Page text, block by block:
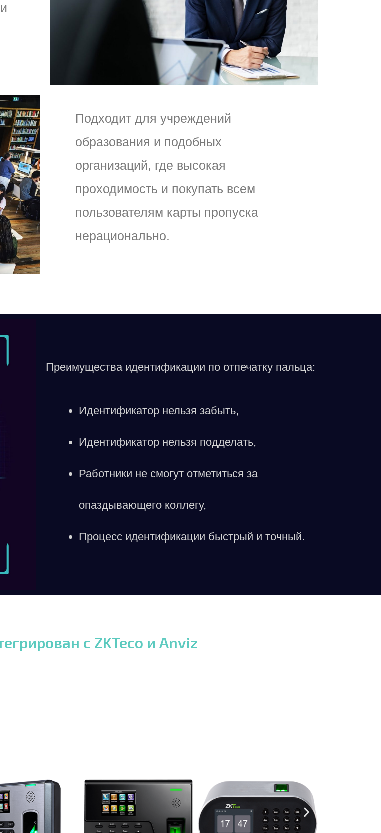
Подходит для учреждений
образования и подобных
организаций, где высокая
проходимость и покупать всем
пользователям карты пропуска
нерационально.
Преимущества идентификации по отпечатку пальца:
Идентификатор нельзя забыть,
Идентификатор нельзя подделать,
Работники не смогут отметиться за
опаздывающего коллегу,
Процесс идентификации быстрый и точный.
с ZKTeco и Anviz